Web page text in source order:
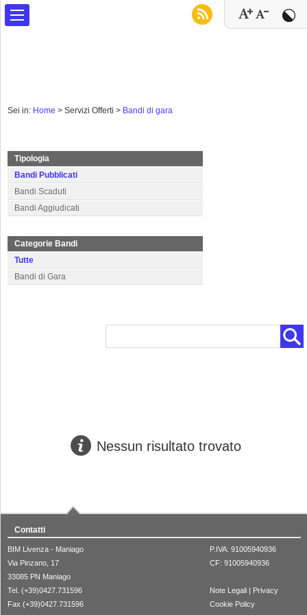
Sei in: Home > Servizi Offerti > Bandi di gara
Tipologia
Bandi Pubblicati
Bandi Scaduti
Bandi Aggiudicati
Categorie Bandi
Tutte
Bandi di Gara
Nessun risultato trovato
Contatti
BIM Livenza - Maniago
Via Pinzano, 17
33085 PN Maniago
Tel. (+39)0427.731596
Fax (+39)0427.731596
P.IVA: 91005940936
CF: 91005940936
Note Legali | Privacy
Cookie Policy